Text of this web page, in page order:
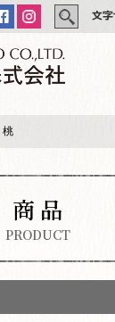
商 品
PRODUCT